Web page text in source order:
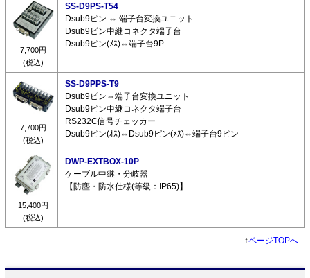
7,700円
(税込)
SS-D9PS-T54
Dsub9ピン ⇔ 端子台変換ユニット
Dsub9ピン中継コネクタ端子台
Dsub9ピン(ﾒｽ)⇔端子台9P
7,700円
(税込)
SS-D9PPS-T9
Dsub9ピン⇔端子台変換ユニット
Dsub9ピン中継コネクタ端子台
RS232C信号チェッカー
Dsub9ピン(ｵｽ)⇔Dsub9ピン(ﾒｽ)⇔端子台9ピン
15,400円
(税込)
DWP-EXTBOX-10P
ケーブル中継・分岐器
【防塵・防水仕様(等級：IP65)】
↑ページTOPへ